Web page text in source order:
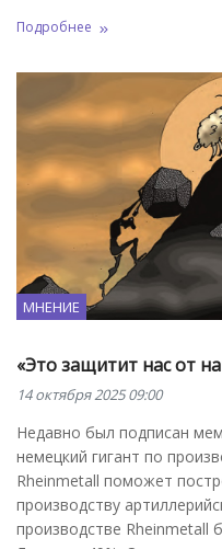
Подробнее
МНЕНИЕ
«Это защитит нас от
14 октября 2025 09:00
Недавно был подписан
немецкий гигант по
Rheinmetall поможет
производству
производстве Rheinmetall